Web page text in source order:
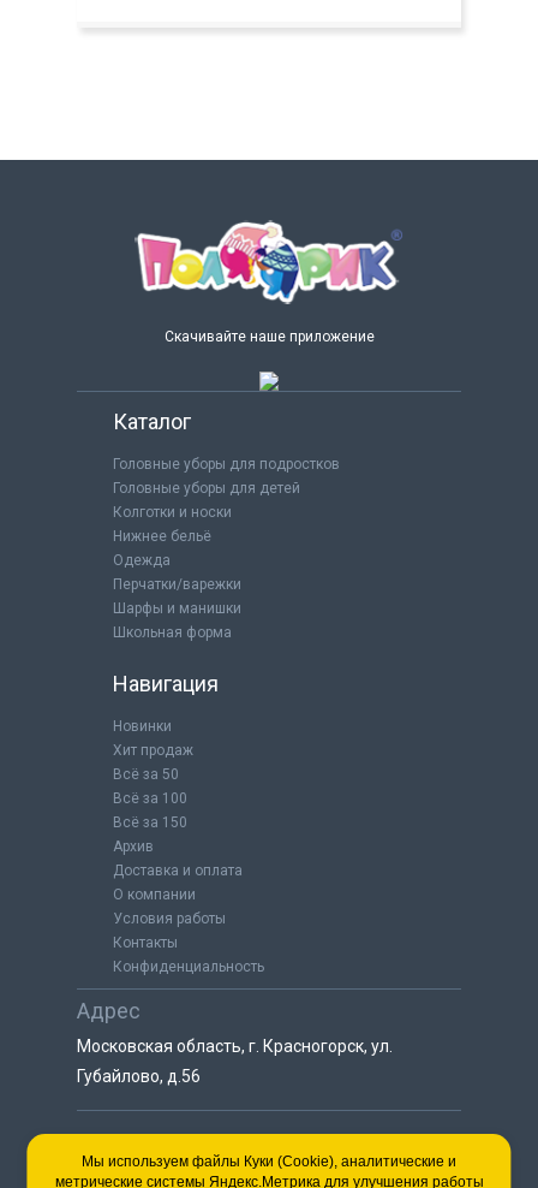
Скачивайте наше приложение
Каталог
Головные уборы для подростков
Головные уборы для детей
Колготки и носки
Нижнее бельё
Одежда
Перчатки/варежки
Шарфы и манишки
Школьная форма
Навигация
Новинки
Хит продаж
Всё за 50
Всё за 100
Всё за 150
Архив
Доставка и оплата
О компании
Условия работы
Контакты
Конфиденциальность
Адрес
Московская область, г. Красногорск, ул.
Губайлово, д.56
8 (925) 064-55-25
Мы используем файлы Куки (Cookie), аналитические и
метрические системы Яндекс.Метрика для улучшения работы